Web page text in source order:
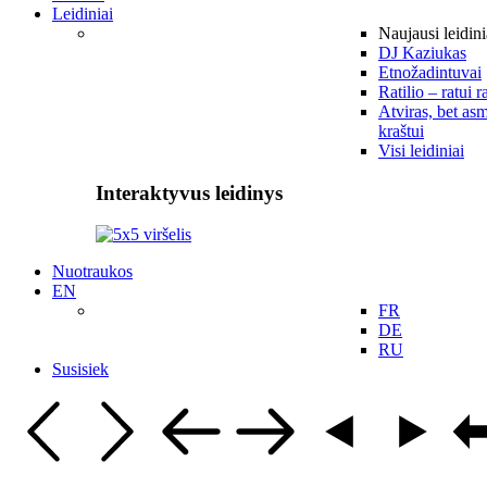
Leidiniai
Naujausi
DJ Kaziukas
Etnožadintuvai
Ratilio – ratui
Atviras, bet
kraštui
Visi leidiniai
Interaktyvus leidinys
Nuotraukos
EN
FR
DE
RU
Susisiek